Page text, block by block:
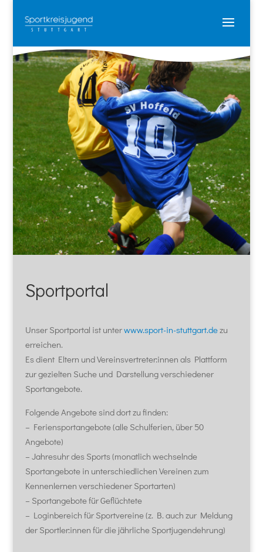
Sportportal
Unser Sportportal ist unterwww.sport-in-stuttgart.dezu
erreichen.
Es dient Eltern und Vereinsvertreter:innen als Plattform
zur gezielten Suche und Darstellung verschiedener
Sportangebote.
Folgende Angebote sind dort zu finden:
– Feriensportangebote (alle Schulferien, über 50
Angebote)
– Jahresuhr des Sports (monatlich wechselnde
Sportangebote in unterschiedlichen Vereinen zum
Kennenlernen verschiedener Sportarten)
– Sportangebote für Geflüchtete
– Loginbereich für Sportvereine (z. B. auch zur Meldung
der Sportler:innen für die jährliche Sportjugendehrung)